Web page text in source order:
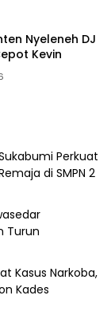
Nyeleneh DJ
Kevin
Perkuat
di SMPN 2
Turun
Kasus Narkoba,
Kades